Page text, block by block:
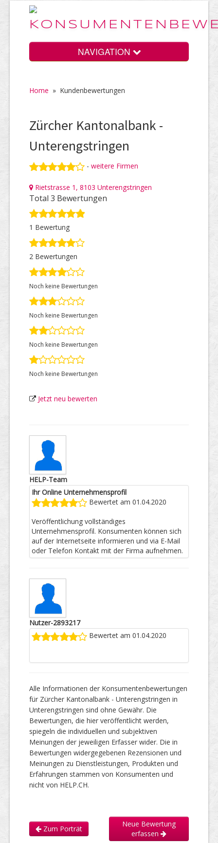
NAVIGATION
Home
Vorteile
Preise
HELP Awards
Top Firmen
Über uns
Home » Kundenbewertungen
Zürcher Kantonalbank -
Unterengstringen
- weitere Firmen
Rietstrasse 1, 8103 Unterengstringen
Total 3 Bewertungen
1 Bewertung
2 Bewertungen
Noch keine Bewertungen
Noch keine Bewertungen
Noch keine Bewertungen
Noch keine Bewertungen
Jetzt neu bewerten
HELP-Team
Ihr Online Unternehmensprofil
Bewertet am 01.04.2020
Veröffentlichung vollständiges
Unternehmensprofil. Konsumenten können sich
auf der Internetseite informieren und via E-Mail
oder Telefon Kontakt mit der Firma aufnehmen.
Nutzer-2893217
Bewertet am 01.04.2020
Alle Informationen der Konsumentenbewertungen
für Zürcher Kantonalbank - Unterengstringen in
Unterengstringen sind ohne Gewähr. Die
Bewertungen, die hier veröffentlicht werden,
spiegeln die individuellen und subjektiven
Meinungen der jeweiligen Erfasser wider. Die in
Bewertungen widergegebenen Rezensionen und
Meinungen zu Dienstleistungen, Produkten und
Erfahrungen stammen von Konsumenten und
nicht von HELP.CH.
Zum Porträt
Neue Bewertung
erfassen